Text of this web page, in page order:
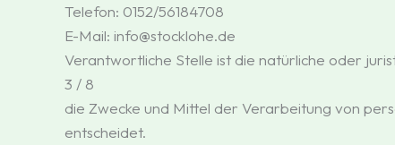
Telefon: 0152/56184708
E-Mail: info@stocklohe.de
Verantwortliche Stelle ist die natürliche oder
3 / 8
die Zwecke und Mittel der Verarbeitung von
entscheidet.